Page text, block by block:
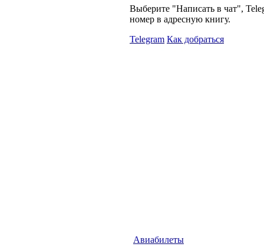
Выберите "Написать в чат",
номер в адресную книгу.
Telegram Как добраться
Авиабилеты